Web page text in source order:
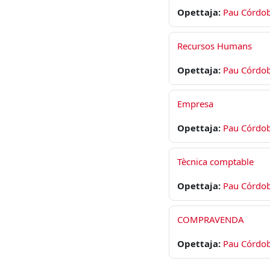
Opettaja: Pau
Recursos Humans
Opettaja: Pau
Empresa
Opettaja: Pau
Tècnica comptable
Opettaja: Pau
COMPRAVENDA
Opettaja: Pau